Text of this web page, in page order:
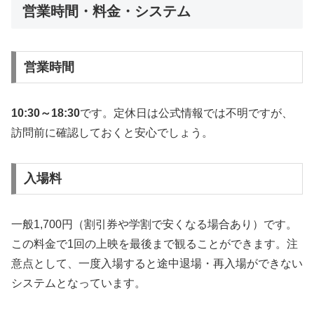
営業時間・料金・システム
営業時間
10:30～18:30です。定休日は公式情報では不明ですが、
訪問前に確認しておくと安心でしょう。
入場料
一般1,700円（割引券や学割で安くなる場合あり）です。
この料金で1回の上映を最後まで観ることができます。注
意点として、一度入場すると途中退場・再入場ができない
システムとなっています。